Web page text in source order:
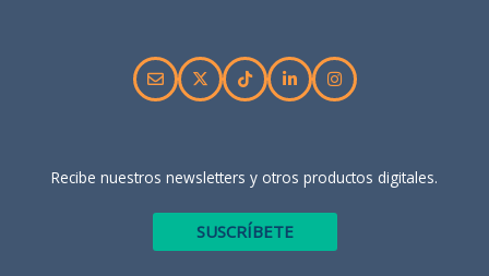
Recibe nuestros newsletters y otros productos digitales.
SUSCRÍBETE